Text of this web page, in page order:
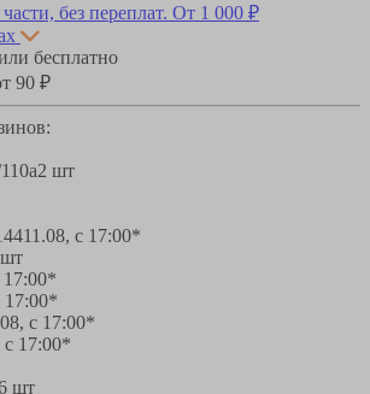
без переплат. От 1 000 ₽
бесплатно
90 ₽
2 шт
11.08, с 17:00*
17:00*
17:00*
с 17:00*
с 17:00*
шт